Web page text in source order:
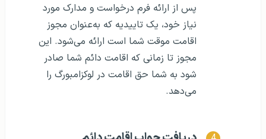
پس از ارائه فرم درخواست و مدارک مورد
نیاز خود، یک تاییدیه که به‌عنوان مجوز
اقامت موقت شما است ارائه می‌شود. این
مجوز تا زمانی که اقامت دائم شما صادر
شود به شما حق اقامت در لوکزامبورگ را
می‌دهد.